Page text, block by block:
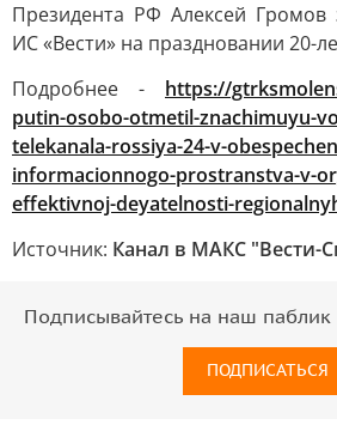
Президента РФ Алексей Громов
ИС «Вести» на праздновании 20-
Подробнее - https://
putin-osobo-otmetil-znachimuyu-
telekanala-rossiya-24-v-
informacionnogo-prostranstva-v-
effektivnoj-deyatelnosti-
Источник: Канал в МАКС "Вести-
Подписывайтесь на наш паблик
ПОДПИСАТЬСЯ